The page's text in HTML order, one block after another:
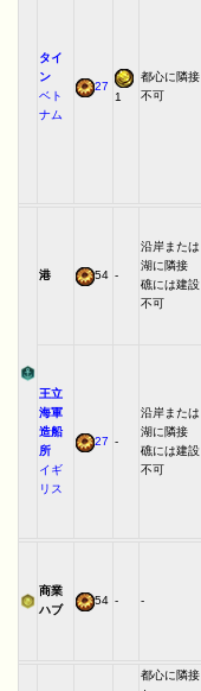
タイ
ン
ベト
ナム
27
1
都心に隣接
不可
港 54 -
沿岸または
湖に隣接
礁には建設
不可
王立
海軍
造船
所
イギ
リス
27 -
沿岸または
湖に隣接
礁には建設
不可
商業
ハブ
54 - -
都心に隣接